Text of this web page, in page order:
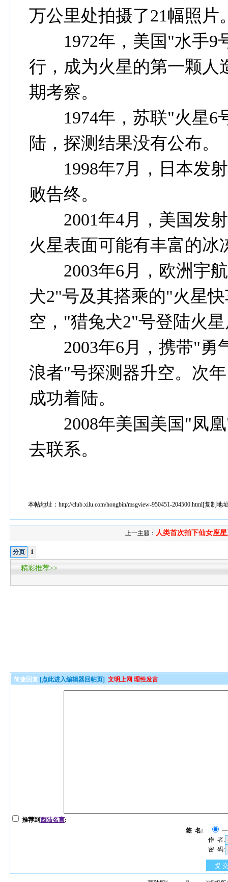
万公里处拍摄了21幅照片
1972年，美国"水手9
行，成为火星的第一颗人
期考察。
1974年，苏联"火星6
陆，探测结果没有公布。
1998年7月，日本发射
败告终。
2001年4月，美国发射
火星表面可能有丰富的冰
2003年6月，欧洲宇航
犬2"号及其搭乘的"火星
空，"猎兔犬2"号登陆火
2003年6月，携带"勇
浪者"号探测器升空。次
成功着陆。
2008年美国美国"凤凰
去联系。
本帖地址：http://club.xilu.com/hongbin/msgview-950451-204500.html[复制地
上一主题： 人类首次拍下仙女座
分页 1
精彩推荐>>
简捷回复 [点此进入编辑器回帖页] 文明上网 理性发言
推荐到西陆名言:
签 名:
作 者:
密 码:
提 交